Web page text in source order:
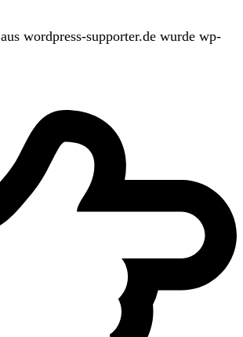
aus wordpress-supporter.de wurde wp-